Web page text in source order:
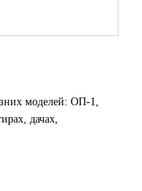
моделей: ОП-1,
дачах,